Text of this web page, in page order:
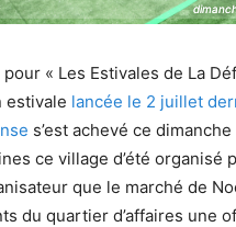
« Les Estivales de La
estivale lancée le 2 juillet
s’est achevé ce
ce village d’été organisé
que le marché de
du quartier d’affaires une